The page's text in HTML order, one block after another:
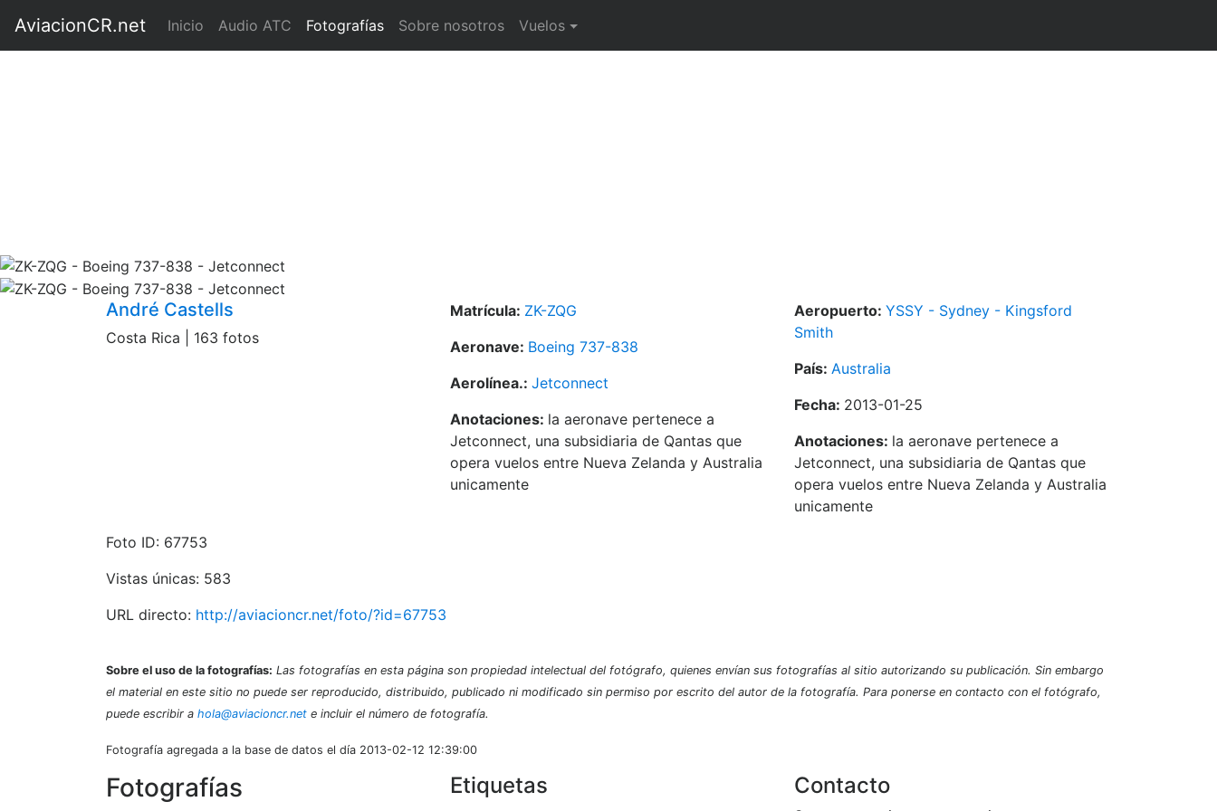
AviacionCR.net Inicio (current)
Audio ATC Fotografías Sobre nosotros Vuelos
André Castells
Costa Rica | 163 fotos
Matrícula: ZK-ZQG
Aeronave: Boeing 737-838
Aerolínea.: Jetconnect
Anotaciones: la aeronave pertenece a
Jetconnect, una subsidiaria de Qantas que
opera vuelos entre Nueva Zelanda y Australia
unicamente
Aeropuerto: YSSY - Sydney - Kingsford
Smith
País: Australia
Fecha: 2013-01-25
Anotaciones: la aeronave pertenece a
Jetconnect, una subsidiaria de Qantas que
opera vuelos entre Nueva Zelanda y Australia
unicamente
Foto ID: 67753
Vistas únicas: 583
URL directo: http://aviacioncr.net/foto/?id=67753
Sobre el uso de la fotografías: Las fotografías en esta página son propiedad intelectual del fotógrafo, quienes envían sus fotografías al sitio autorizando su publicación. Sin embargo
el material en este sitio no puede ser reproducido, distribuido, publicado ni modificado sin permiso por escrito del autor de la fotografía. Para ponerse en contacto con el fotógrafo,
puede escribir a hola@aviacioncr.net e incluir el número de fotografía.
Fotografía agregada a la base de datos el día 2013-02-12 12:39:00
Fotografías Etiquetas Contacto